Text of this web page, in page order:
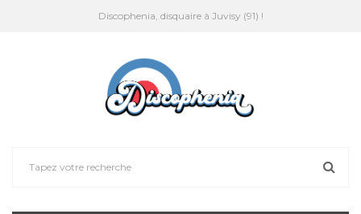
Discophenia, disquaire à Juvisy (91) !